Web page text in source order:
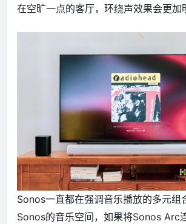
在空旷一点的客厅，环绕声效果会更加
Sonos一直都在强调音乐播放的多元组
Sonos的音乐空间，如果将Sonos Arc